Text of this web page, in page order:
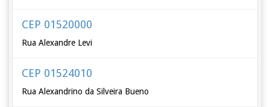
CEP 01520000
Rua Alexandre Levi
CEP 01524010
Rua Alexandrino da Silveira Bueno